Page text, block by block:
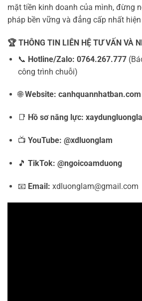
mặt tiền kinh doanh của mình, đừng
pháp bền vững và đẳng cấp nhất hiện
🏆 THÔNG TIN LIÊN HỆ TƯ VẤN VÀ
📞 Hotline/Zalo: 0764.267.777
công trình chuỗi)
🌐Website: canhquannhatban.com
📑 Hồ sơ năng lực:
📺 YouTube: @xdluonglam
🎵 TikTok: @ngoicoamduong
📧 Email: xdluonglam@gmail.com